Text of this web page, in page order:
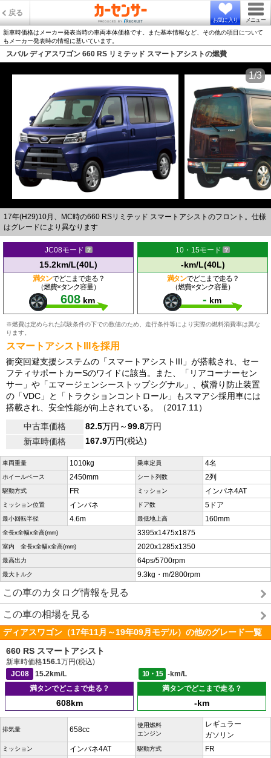
戻る
お気に入り メニュー
新車時価格はメーカー発表当時の車両本体価格です。また基本情報など、その他の項目について
もメーカー発表時の情報に基いています。
スバル ディアスワゴン 660 RS リミテッド スマートアシストの燃費
17年(H29)10月、MC時の660 RSリミテッド スマートアシストのフロント。仕様
はグレードにより異なります
1/3
JC08モード
15.2km/L(40L)
満タンでどこまで走る？
（燃費×タンク容量）
608 km
10・15モード
-km/L(40L)
満タンでどこまで走る？
（燃費×タンク容量）
- km
※燃費は定められた試験条件の下での数値のため、走行条件等により実際の燃料消費率は異な
ります。
スマートアシストIIIを採用
衝突回避支援システムの「スマートアシストIII」が搭載され、セー
フティサポートカーSのワイドに該当。また、「リアコーナーセン
サー」や「エマージェンシーストップシグナル」、横滑り防止装置
の「VDC」と「トラクションコントロール」もスマアシ採用車には
搭載され、安全性能が向上されている。（2017.11）
中古車価格
82.5万円～99.8万円
新車時価格
167.9万円(税込)
車両重量 1010kg 乗車定員 4名
ホイールベース 2450mm シート列数 2列
駆動方式 FR ミッション インパネ4AT
ミッション位置 インパネ ドア数 5ドア
最小回転半径 4.6m 最低地上高 160mm
全長x全幅x全高(mm) 3395x1475x1875
室内 全長x全幅x全高(mm) 2020x1285x1350
最高出力 64ps/5700rpm
最大トルク 9.3kg・m/2800rpm
この車のカタログ情報を見る
この車の相場を見る
ディアスワゴン（17年11月～19年09月モデル）の他のグレード一覧
660 RS スマートアシスト
新車時価格156.1万円(税込)
JC08
15.2km/L 10・15
-km/L
満タンでどこまで走る？
608km
満タンでどこまで走る？
-km
排気量 658cc
使用燃料
エンジン
レギュラー
ガソリン
ミッション インパネ4AT 駆動方式 FR